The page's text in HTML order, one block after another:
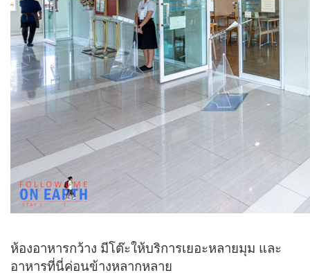
ห้องอาหารกว้าง มีโต๊ะให้บริการเยอะหลายมุม และ
อาหารที่นี่ค่อนข้างหลากหลาย